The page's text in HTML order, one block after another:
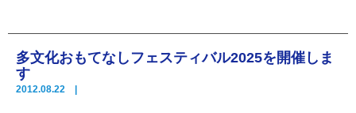
多文化おもてなしフェスティバル2025を開催しま
す
2012.08.22 |